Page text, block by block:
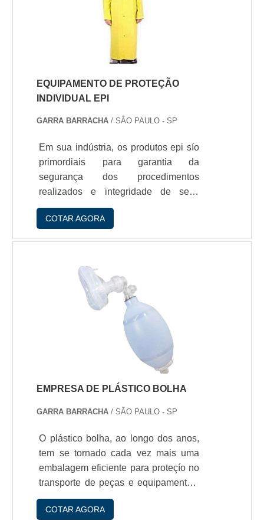
proteçío que confere aos
equipamentos, tem crescido sua
utilizaçío.Trata-se de um mate.
EQUIPAMENTO DE PROTEÇÃO
INDIVIDUAL EPI
GARRA BARRACHA / SÃO PAULO - SP
Em sua indústria, os produtos epi sío
primordiais para garantia da
segurança dos procedimentos
realizados e integridade de seus
funcionários.Tradicional nesse
segmento, a GG Kit Borrachas, é uma
empresa com credibilidade e
equipamento de proteçío individual
epi.Produtos comercializadosAlguns
dos equipamentos comercializados
sío: - Aventais e Luvas; - Calçados de
segurança; - Calçados Marluvas; -
Capacetes de segurança; - Capas de
chuva; - Cintos eóculos de seguran.
COTAR AGORA
EMPRESA DE PLÁSTICO BOLHA
GARRA BARRACHA / SÃO PAULO - SP
O plástico bolha, ao longo dos anos,
tem se tornado cada vez mais uma
embalagem eficiente para proteçío no
transporte de peças e equipamentos.
Tem como matéria principal o filme
polietileno de baixa densidade, com
COTAR AGORA